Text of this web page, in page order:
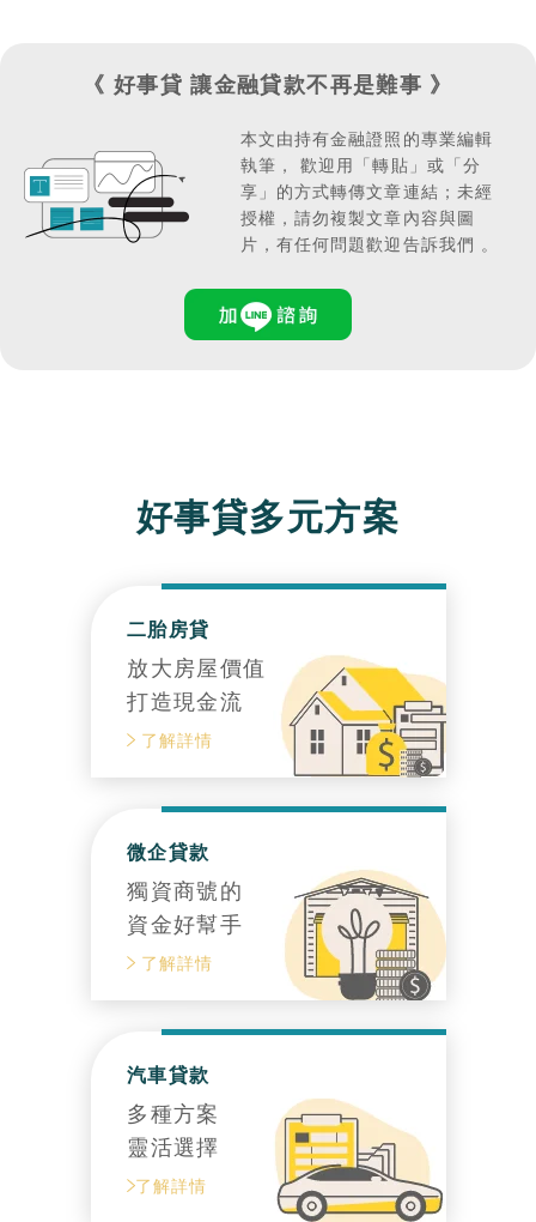
《 好事貸 讓金融貸款不再是難事 》
本文由持有金融證照的專業編輯
執筆，
歡迎用「轉貼」或「分
享」的方式轉傳文章連結； 未經
授權，請勿複製文章內容與圖
片，有任何問題歡迎告訴我們 。
好事貸多元方案
二胎房貸
放大房屋價值
打造現金流
了解詳情
微企貸款
獨資商號的
資金好幫手
了解詳情
汽車貸款
多種方案
靈活選擇
了解詳情